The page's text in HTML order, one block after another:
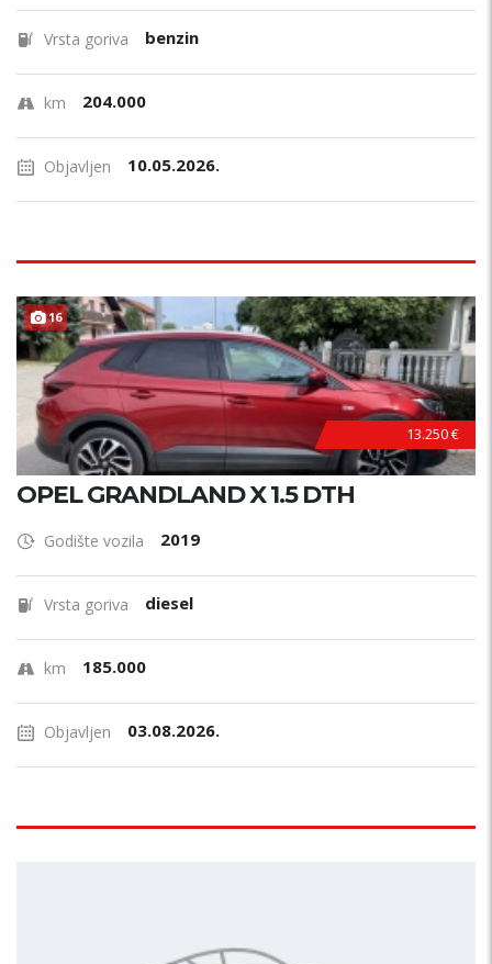
Vrsta goriva benzin
km 204.000
Objavljen 10.05.2026.
16
13.250 €
OPEL GRANDLAND X 1.5 DTH
Godište vozila 2019
Vrsta goriva diesel
km 185.000
Objavljen 03.08.2026.